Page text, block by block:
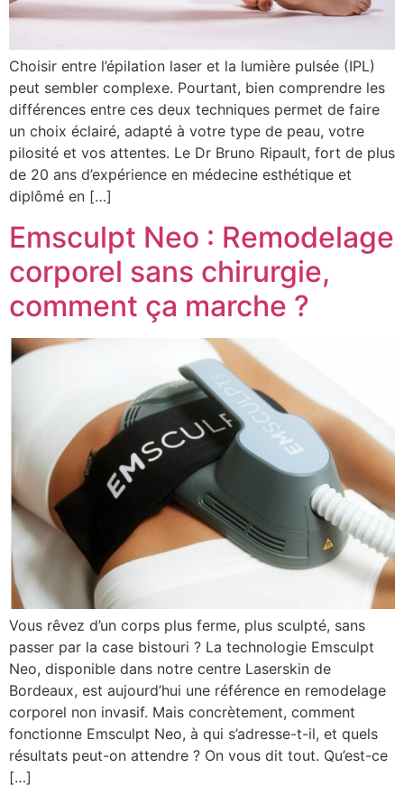
Choisir entre l’épilation laser et la lumière pulsée (IPL)
peut sembler complexe. Pourtant, bien comprendre les
différences entre ces deux techniques permet de faire
un choix éclairé, adapté à votre type de peau, votre
pilosité et vos attentes. Le Dr Bruno Ripault, fort de plus
de 20 ans d’expérience en médecine esthétique et
diplômé en […]
Emsculpt Neo : Remodelage
corporel sans chirurgie,
comment ça marche ?
Vous rêvez d’un corps plus ferme, plus sculpté, sans
passer par la case bistouri ? La technologie Emsculpt
Neo, disponible dans notre centre Laserskin de
Bordeaux, est aujourd’hui une référence en remodelage
corporel non invasif. Mais concrètement, comment
fonctionne Emsculpt Neo, à qui s’adresse-t-il, et quels
résultats peut-on attendre ? On vous dit tout. Qu’est-ce
[…]